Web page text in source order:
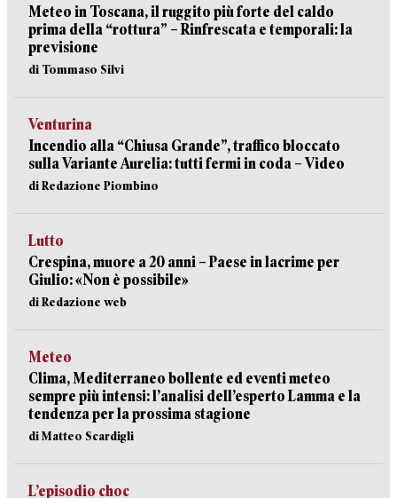
Meteo in Toscana, il ruggito più forte del caldo
prima della “rottura” – Rinfrescata e temporali: la
previsione
di Tommaso Silvi
Venturina
Incendio alla “Chiusa Grande”, traffico bloccato
sulla Variante Aurelia: tutti fermi in coda – Video
di Redazione Piombino
Lutto
Crespina, muore a 20 anni – Paese in lacrime per
Giulio: «Non è possibile»
di Redazione web
Meteo
Clima, Mediterraneo bollente ed eventi meteo
sempre più intensi: l’analisi dell’esperto Lamma e la
tendenza per la prossima stagione
di Matteo Scardigli
L’episodio choc